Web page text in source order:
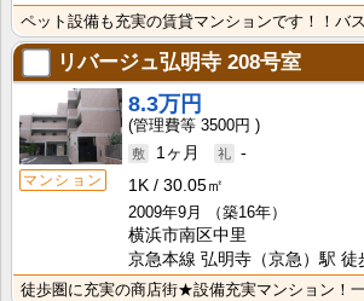
リバージュ弘明寺 208号室
マンション
8.3万円
3500円
1ヶ月
-
1K
30.05㎡
2009年9月
（築16年）
横浜市南区中里
京急本線 弘明寺（京急）駅 徒